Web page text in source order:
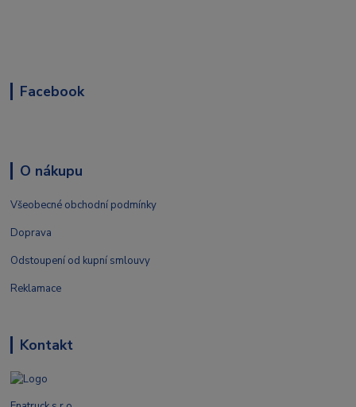
Facebook
O nákupu
Všeobecné obchodní podmínky
Doprava
Odstoupení od kupní smlouvy
Reklamace
Kontakt